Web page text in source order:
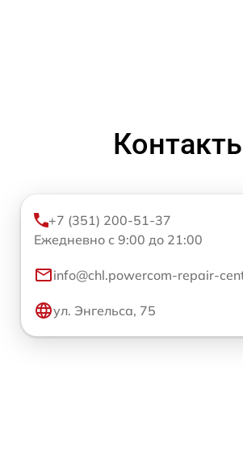
+7 (351) 200-51-37
Ежедневно с 9:00 до 21:00
info@chl.powercom-repair-
ул. Энгельса, 75